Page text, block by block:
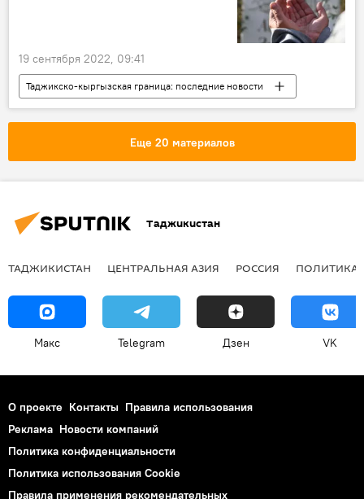
19 сентября 2022, 09:41
Таджикско-кыргызская граница: последние новости
Таджикистан
Кыргызстан
граница
Еще 20 материалов
Таджикистан
ТАДЖИКИСТАН ЦЕНТРАЛЬНАЯ АЗИЯ РОССИЯ ПОЛИТИКА
Макс Telegram Дзен VK
О проекте Контакты Правила использования
Реклама Новости компаний
Политика конфиденциальности
Политика использования Cookie
Правила применения рекомендательных